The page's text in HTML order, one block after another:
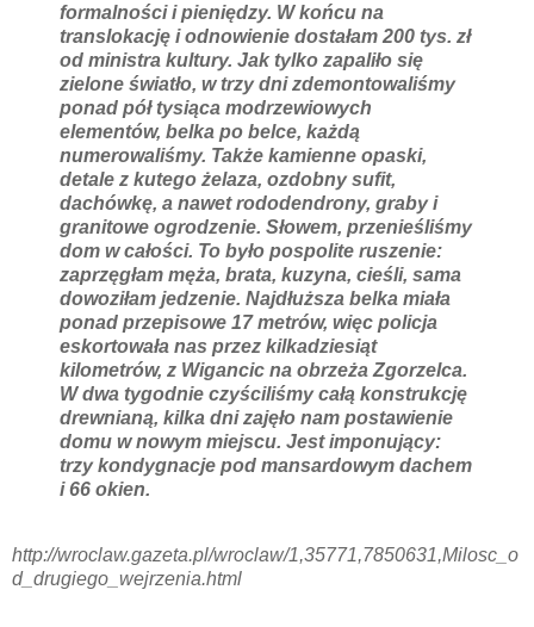
formalności i pieniędzy. W końcu na
translokację i odnowienie dostałam 200 tys. zł
od ministra kultury. Jak tylko zapaliło się
zielone światło, w trzy dni zdemontowaliśmy
ponad pół tysiąca modrzewiowych
elementów, belka po belce, każdą
numerowaliśmy. Także kamienne opaski,
detale z kutego żelaza, ozdobny sufit,
dachówkę, a nawet rododendrony, graby i
granitowe ogrodzenie. Słowem, przenieśliśmy
dom w całości. To było pospolite ruszenie:
zaprzęgłam męża, brata, kuzyna, cieśli, sama
dowoziłam jedzenie. Najdłuższa belka miała
ponad przepisowe 17 metrów, więc policja
eskortowała nas przez kilkadziesiąt
kilometrów, z Wigancic na obrzeża Zgorzelca.
W dwa tygodnie czyściliśmy całą konstrukcję
drewnianą, kilka dni zajęło nam postawienie
domu w nowym miejscu. Jest imponujący:
trzy kondygnacje pod mansardowym dachem
i 66 okien.
http://wroclaw.gazeta.pl/wroclaw/1,35771,7850631,Milosc_o
d_drugiego_wejrzenia.html